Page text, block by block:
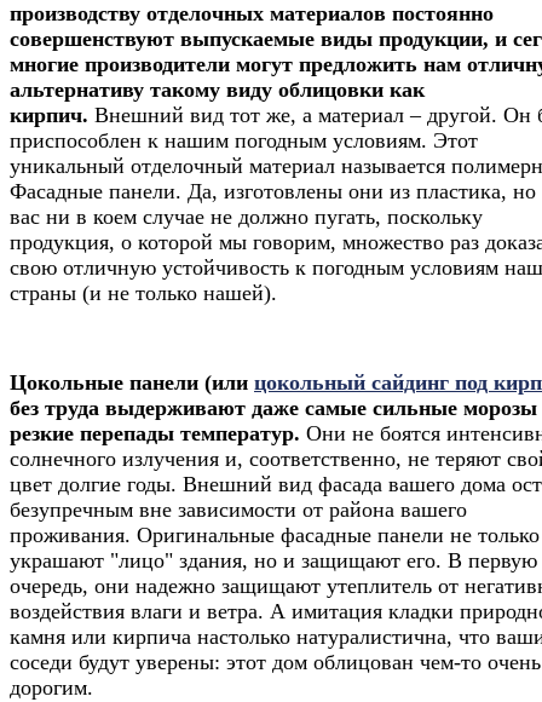
производству отделочных материалов постоянно
совершенствуют выпускаемые виды продукции, и
многие производители могут предложить нам
альтернативу такому виду облицовки как
кирпич. Внешний вид тот же, а материал – другой. Он
приспособлен к нашим погодным условиям. Этот
уникальный отделочный материал называется
Фасадные панели. Да, изготовлены они из пластика, но
вас ни в коем случае не должно пугать, поскольку
продукция, о которой мы говорим, множество раз
свою отличную устойчивость к погодным условиям
страны (и не только нашей).
Цокольные панели (или цокольный сайдинг под
без труда выдерживают даже самые сильные морозы
резкие перепады температур. Они не боятся
солнечного излучения и, соответственно, не теряют
цвет долгие годы. Внешний вид фасада вашего дома
безупречным вне зависимости от района вашего
проживания. Оригинальные фасадные панели не только
украшают "лицо" здания, но и защищают его. В первую
очередь, они надежно защищают утеплитель от
воздействия влаги и ветра. А имитация кладки
камня или кирпича настолько натуралистична, что
соседи будут уверены: этот дом облицован чем-то очень
дорогим.